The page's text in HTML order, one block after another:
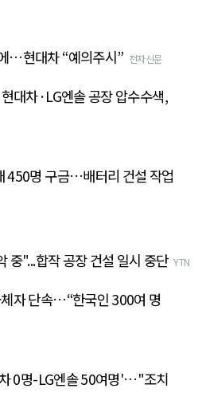
…현대차 “예의주시” 전자신문
대차·LG엔솔 공장 압수수색,
450명 구금…배터리 건설 작업
중"...합작 공장 건설 일시 중단 YTN
자 단속…“한국인 300여 명
0명-LG엔솔 50여명'…"조치